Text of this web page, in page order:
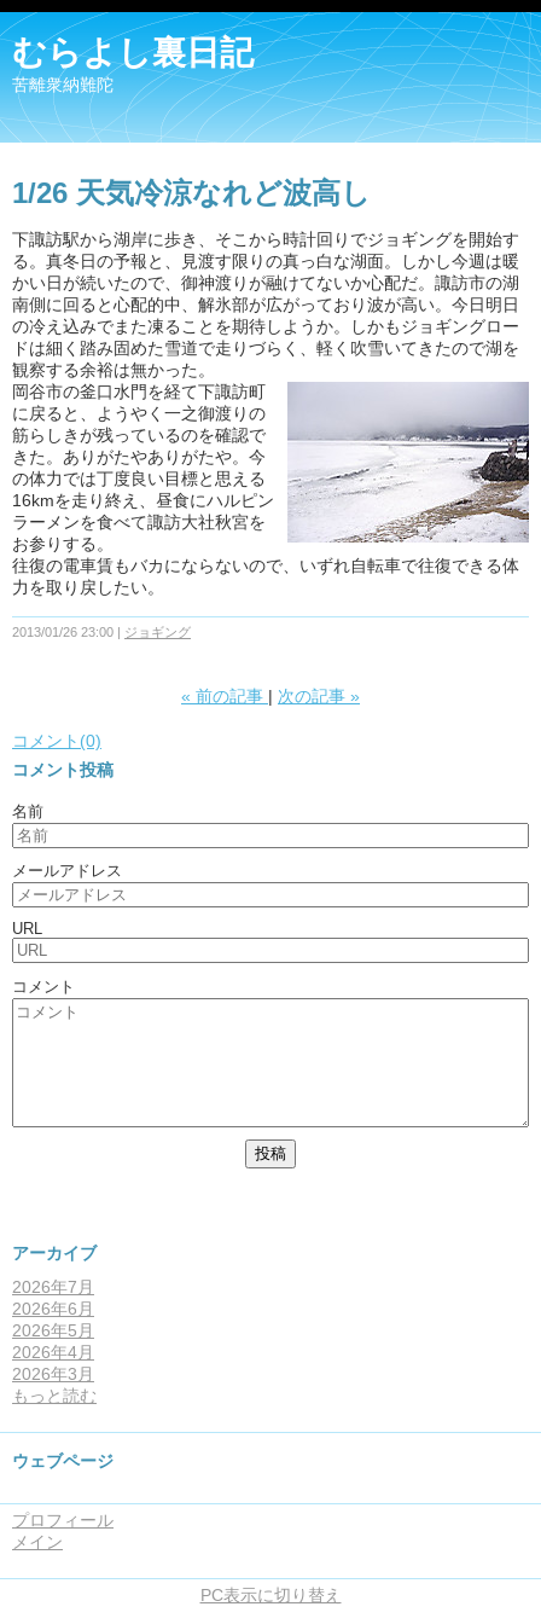
むらよし裏日記
苦離衆納難陀
1/26 天気冷涼なれど波高し
下諏訪駅から湖岸に歩き、そこから時計回りでジョギングを開始す
る。真冬日の予報と、見渡す限りの真っ白な湖面。しかし今週は暖
かい日が続いたので、御神渡りが融けてないか心配だ。諏訪市の湖
南側に回ると心配的中、解氷部が広がっており波が高い。今日明日
の冷え込みでまた凍ることを期待しようか。しかもジョギングロー
ドは細く踏み固めた雪道で走りづらく、軽く吹雪いてきたので湖を
観察する余裕は無かった。
岡谷市の釜口水門を経て下諏訪町
に戻ると、ようやく一之御渡りの
筋らしきが残っているのを確認で
きた。ありがたやありがたや。今
の体力では丁度良い目標と思える
16kmを走り終え、昼食にハルピン
ラーメンを食べて諏訪大社秋宮を
お参りする。
往復の電車賃もバカにならないので、いずれ自転車で往復できる体
力を取り戻したい。
2013/01/26 23:00 ジョギング
« 前の記事 次の記事 »
コメント(0)
コメント投稿
名前
メールアドレス
URL
コメント
アーカイブ
2026年7月
2026年6月
2026年5月
2026年4月
2026年3月
もっと読む
ウェブページ
プロフィール
メイン
PC表示に切り替え